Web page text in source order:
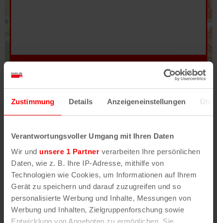
Zustimmung Details Anzeigeneinstellungen
Verantwortungsvoller Umgang mit Ihren Daten
Wir und unsere 1 Partner verarbeiten Ihre persönlichen
Daten, wie z. B. Ihre IP-Adresse, mithilfe von
Technologien wie Cookies, um Informationen auf Ihrem
Gerät zu speichern und darauf zuzugreifen und so
personalisierte Werbung und Inhalte, Messungen von
Werbung und Inhalten, Zielgruppenforschung sowie
Entwicklung von Angeboten zu ermöglichen. Sie
Fehler/Problem melden
Darstellung des RVR-Kartenwerks
Stadtplanwerk
erhältst Du unsere koeln.de-Karte mit vielen
weiteren Details wie z.B. Hausnummern.
Unser Stadtplan basiert auf Daten des
OpenStreetMap
-Projekts (
© OpenStreetMap
Mitwirkende
) und von OpenCycleMap.org